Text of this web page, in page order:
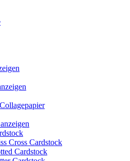
Cross Cardstock
Cardstock